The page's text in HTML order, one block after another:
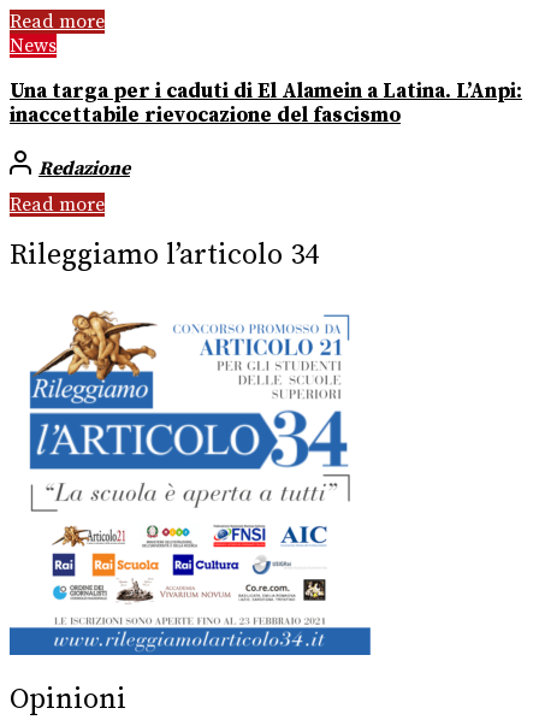
Read more
News
Una targa per i caduti di El Alamein a Latina. L’Anpi:
inaccettabile rievocazione del fascismo
Redazione
Read more
Rileggiamo l’articolo 34
Opinioni